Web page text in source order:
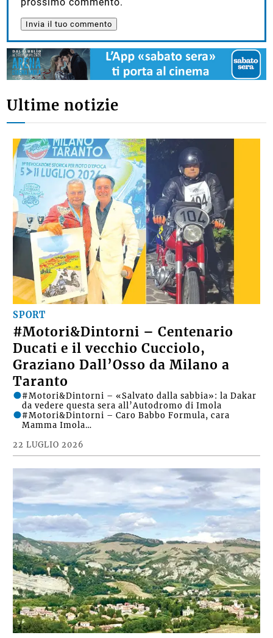
Ultime notizie
SPORT
#Motori&Dintorni – Centenario
Ducati e il vecchio Cucciolo,
Graziano Dall’Osso da Milano a
Taranto
22 LUGLIO 2026
#Motori&Dintorni – «Salvato dalla sabbia»: la Dakar
da vedere questa sera all’Autodromo di Imola
#Motori&Dintorni – Caro Babbo Formula, cara
Mamma Imola…